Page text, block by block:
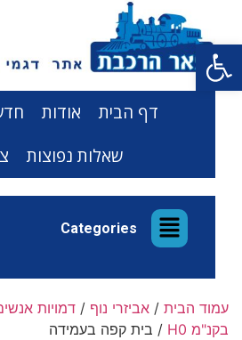
פתח סרגל נגישות
דף הבית אודות
שאלות נפוצות
Categories
עמוד הבית / אביזרי נוף / דמויות
בקנ"מ H0
/ בית קפה בעמידה